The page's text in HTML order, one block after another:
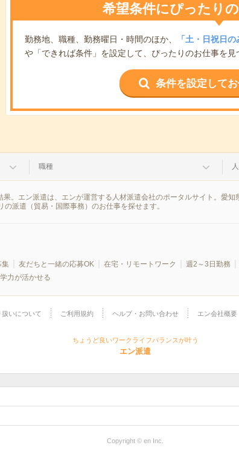
希望条件にぴったり
勤務地、職種、勤務曜日・時間のほか、 「土・日祝日
や「できれば条件」を設定して、ぴったりのお仕事を見
条件を設定して
職種
。エン派遣は、エンが運営する人材派遣会社のポータルサイト。愛知
派遣（貿易・国際事務）のお仕事を探せます。
集 友だちと一緒の応募OK 在宅・リモートワーク 週2～3日勤務
力が活かせる
いについて ご利用規約 ヘルプ・お問い合わせ エン会社概要
ちょうど良いワークライフバランスが叶う
エン派遣
Copyright © en Inc.